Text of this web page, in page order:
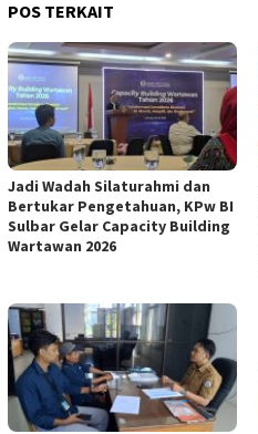
POS TERKAIT
Jadi Wadah Silaturahmi dan
Bertukar Pengetahuan, KPw BI
Sulbar Gelar Capacity Building
Wartawan 2026